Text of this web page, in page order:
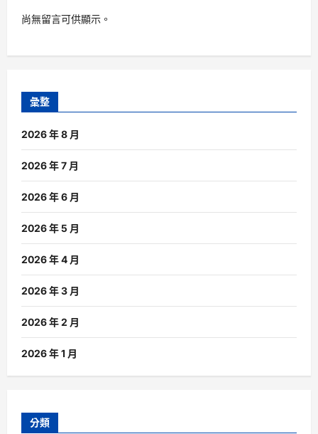
尚無留言可供顯示。
彙整
2026 年 8 月
2026 年 7 月
2026 年 6 月
2026 年 5 月
2026 年 4 月
2026 年 3 月
2026 年 2 月
2026 年 1 月
分類